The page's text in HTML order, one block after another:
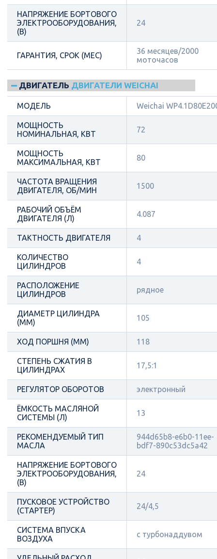
НАПРЯЖЕНИЕ БОРТОВОГО
ЭЛЕКТРООБОРУДОВАНИЯ,
(В)
24
ГАРАНТИЯ, СРОК (МЕС)
36 месяцев/2000
моточасов
ДВИГАТЕЛЬ ДВИГАТЕЛИ WEICHAI
МОДЕЛЬ Weichai
МОЩНОСТЬ
НОМИНАЛЬНАЯ, КВТ
72
МОЩНОСТЬ
МАКСИМАЛЬНАЯ, КВТ
80
ЧАСТОТА ВРАЩЕНИЯ
ДВИГАТЕЛЯ, ОБ/МИН
1500
РАБОЧИЙ ОБЪЁМ
ДВИГАТЕЛЯ (Л)
4.087
ТАКТНОСТЬ ДВИГАТЕЛЯ 4
КОЛИЧЕСТВО
ЦИЛИНДРОВ
4
РАСПОЛОЖЕНИЕ
ЦИЛИНДРОВ
рядное
ДИАМЕТР ЦИЛИНДРА
(ММ)
105
ХОД ПОРШНЯ (ММ) 118
СТЕПЕНЬ СЖАТИЯ В
ЦИЛИНДРАХ
17,5:1
РЕГУЛЯТОР ОБОРОТОВ электронный
ЁМКОСТЬ МАСЛЯНОЙ
СИСТЕМЫ (Л)
13
РЕКОМЕНДУЕМЫЙ ТИП
МАСЛА
944d65b8-e6b0-11ee-
bdf7-890c53dc5a42
НАПРЯЖЕНИЕ БОРТОВОГО
ЭЛЕКТРООБОРУДОВАНИЯ,
(В)
24
ПУСКОВОЕ УСТРОЙСТВО
(СТАРТЕР)
24/4,5
СИСТЕМА ВПУСКА
ВОЗДУХА
с турбонаддувом